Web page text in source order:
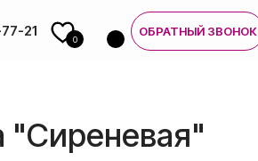
ОБРАТНЫЙ ЗВОНОК
21 0
"Сиреневая"